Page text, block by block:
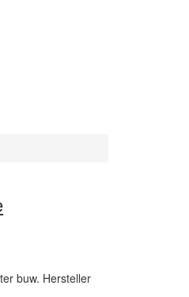
buw. Hersteller